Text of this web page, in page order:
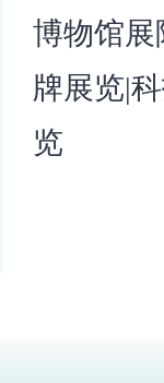
博物馆展
牌展览|
览